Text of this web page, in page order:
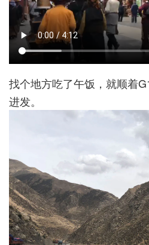
找个地方吃了午饭，就顺着
进发。